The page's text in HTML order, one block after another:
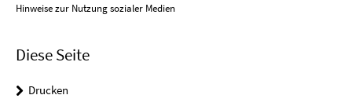
Hinweise zur Nutzung sozialer Medien
Diese Seite
Drucken